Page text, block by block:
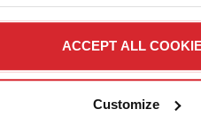
ACCEPT ALL
Customize
fiable des composites et
un marteau-piqueur